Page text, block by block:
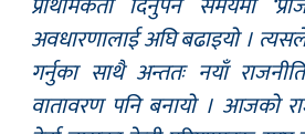
अवधारणालाई अघि बढाइयो । त्यसले
गर्नुका साथै अन्ततः नयाँ
वातावरण पनि बनायो । आजको